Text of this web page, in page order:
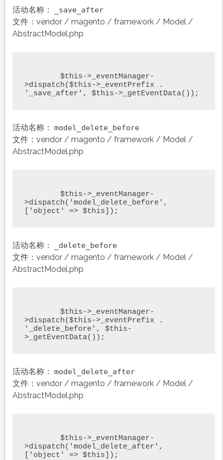
活动名称： _save_after
文件：vendor / magento / framework / Model /
AbstractModel.php
>dispatch($this->_eventPrefix .
'_save_after', $this->_getEventData());
活动名称： model_delete_before
文件：vendor / magento / framework / Model /
AbstractModel.php
>dispatch('model_delete_before',
['object' => $this]);
活动名称： _delete_before
文件：vendor / magento / framework / Model /
AbstractModel.php
>dispatch($this->_eventPrefix .
'_delete_before', $this-
>_getEventData());
活动名称： model_delete_after
文件：vendor / magento / framework / Model /
AbstractModel.php
>dispatch('model_delete_after',
['object' => $this]);